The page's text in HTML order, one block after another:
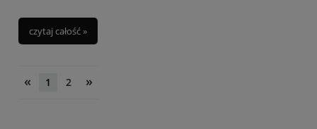
czytaj całość »
« 1 2 »